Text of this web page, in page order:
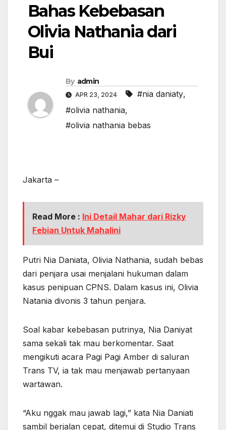
Bahas Kebebasan
Olivia Nathania dari
Bui
By admin
APR 23, 2024 #nia daniaty,
#olivia nathania,
#olivia nathania bebas
Jakarta –
Read More : Ini Detail Mahar dari Rizky
Febian Untuk Mahalini
Putri Nia Daniata, Olivia Nathania, sudah bebas
dari penjara usai menjalani hukuman dalam
kasus penipuan CPNS. Dalam kasus ini, Olivia
Natania divonis 3 tahun penjara.
Soal kabar kebebasan putrinya, Nia Daniyat
sama sekali tak mau berkomentar. Saat
mengikuti acara Pagi Pagi Amber di saluran
Trans TV, ia tak mau menjawab pertanyaan
wartawan.
“Aku nggak mau jawab lagi,” kata Nia Daniati
sambil berjalan cepat, ditemui di Studio Trans